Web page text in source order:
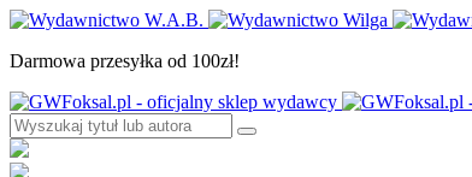
Darmowa przesyłka od 100zł!